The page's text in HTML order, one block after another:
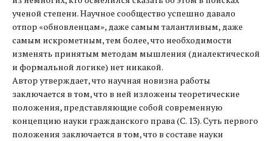
ученой степени. Научное сообщество успешно давало
отпор «обновленцам», даже самым талантливым, даже
самым искрометным, тем более, что необходимости
изменять принятым методам мышления (диалектической
и формальной логике) нет никакой.
Автор утверждает, что научная новизна работы
заключается в том, что в ней изложены теоретические
положения, представляющие собой современную
концепцию науки гражданского права (С. 13). Суть первого
положения заключается в том, что в составе науки